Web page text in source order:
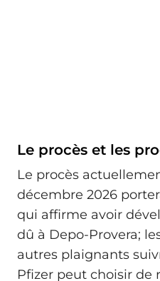
Le procès et les
Le procès
décembre 2026
qui affirme avoir
dû à Depo-Provera;
autres plaignants
Pfizer peut choisir